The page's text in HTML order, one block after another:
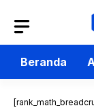
isi
Beranda